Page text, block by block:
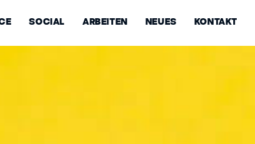
SOCIAL ARBEITEN NEUES KONTAKT